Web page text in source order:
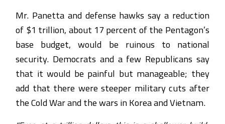
Mr. Panetta and defense hawks say a reduction
of $1 trillion, about 17 percent of the Pentagon’s
base budget, would be ruinous to national
security. Democrats and a few Republicans say
that it would be painful but manageable; they
add that there were steeper military cuts after
the Cold War and the wars in Korea and Vietnam.